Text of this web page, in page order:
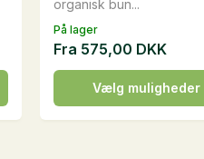
På lager
organisk bun...
Fra 575,00 DKK
Vælg muligheder
Dette
vare
har